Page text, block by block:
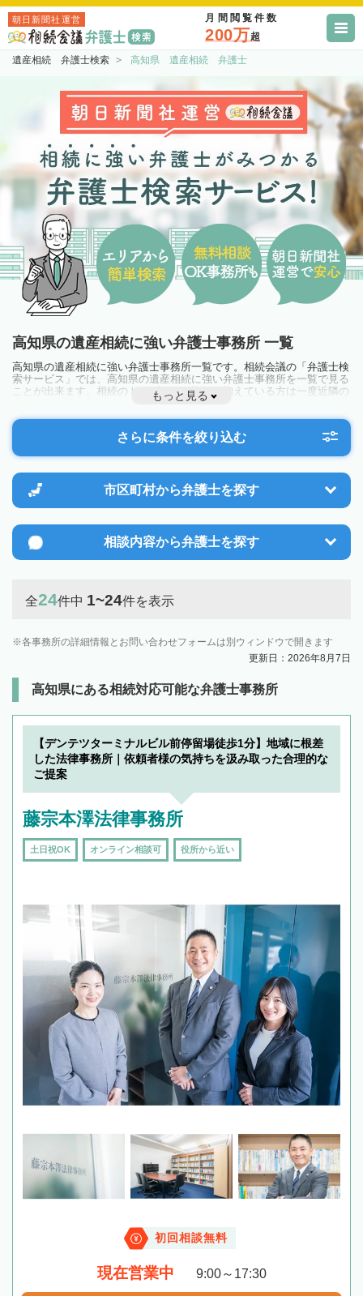
朝日新聞社運営 月間閲覧件数
200万超
遺産相続 弁護士検索 高知県 遺産相続 弁護士
高知県の遺産相続に強い弁護士事務所 一覧
高知県の遺産相続に強い弁護士事務所一覧です。相続会議の「弁護士検
索サービス」では、高知県の遺産相続に強い弁護士事務所を一覧で見る
ことが出来ます。相続のトラブルやお悩みを抱えている方は一度近隣の
弁護士に相談してみましょう。
もっと見る
さらに条件を絞り込む
市区町村から弁護士を探す
相談内容から弁護士を探す
全24件中 1~24件を表示
各事務所の詳細情報とお問い合わせフォームは別ウィンドウで開きます
更新日：2026年8月7日
高知県にある相続対応可能な弁護士事務所
【デンテツターミナルビル前停留場徒歩1分】地域に根差
した法律事務所｜依頼者様の気持ちを汲み取った合理的な
ご提案
藤宗本澤法律事務所
土日祝OK オンライン相談可 役所から近い
初回相談無料
現在営業中 9:00～17:30